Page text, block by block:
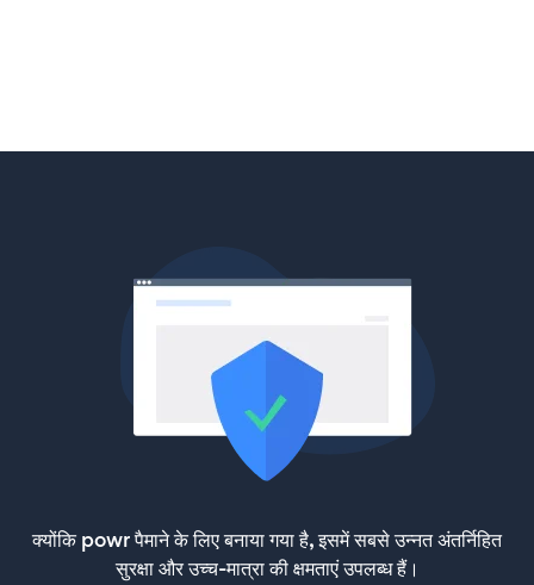
क्योंकि powr पैमाने के लिए बनाया गया है, इसमें सबसे उन्नत अंतर्निहित
सुरक्षा और उच्च-मात्रा की क्षमताएं उपलब्ध हैं।